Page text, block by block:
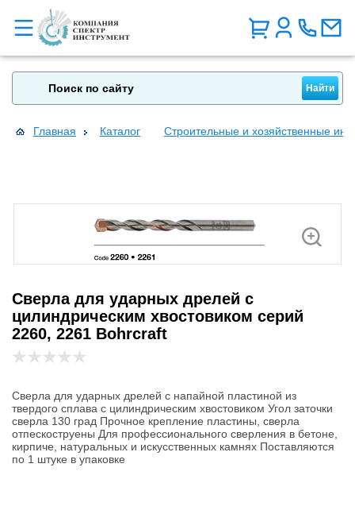
Главная Каталог Строительные и хозяйственные
Сверла для ударных дрелей с
цилиндрическим хвостовиком серий
2260, 2261 Bohrcraft
Сверла для ударных дрелей с напайной пластиной из
твердого сплава с цилиндрическим хвостовиком Угол заточки
сверла 130 град Прочное крепление пластины, сверла
отпескоструены Для профессионального сверления в бетоне,
кирпиче, натуральных и искусственных камнях Поставляются
по 1 штуке в упаковке